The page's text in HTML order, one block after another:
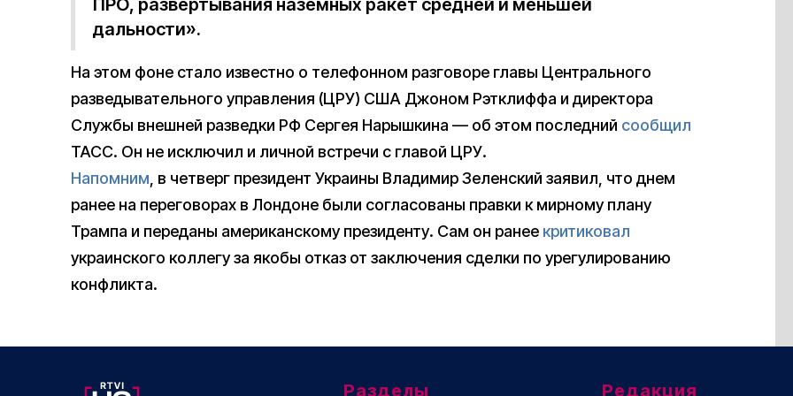
ПРО, развертывания наземных ракет средней и меньшей
дальности».
На этом фоне стало известно о телефонном разговоре главы Центрального
разведывательного управления (ЦРУ) США Джоном Рэтклиффа и директора
Службы внешней разведки РФ Сергея Нарышкина — об этом последний сообщил
ТАСС. Он не исключил и личной встречи с главой ЦРУ.
Напомним, в четверг президент Украины Владимир Зеленский заявил, что днем
ранее на переговорах в Лондоне были согласованы правки к мирному плану
Трампа и переданы американскому президенту. Сам он ранее критиковал
украинского коллегу за якобы отказ от заключения сделки по урегулированию
конфликта.
Разделы Редакция